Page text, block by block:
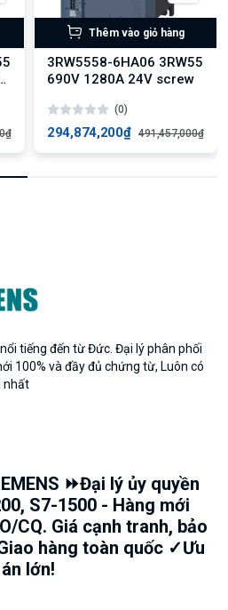
Thêm vào giỏ hàng
3RW5558-6HA06 3RW55
690V 1280A 24V screw
(0)
294,874,200₫ 491,457,000₫
tiếng đến từ Đức. Đại lý phân phối
100% và đầy đủ chứng từ, Luôn có
nhất
⏩Đại lý ủy quyền
S7-1500 - Hàng mới
CQ. Giá cạnh tranh, bảo
hàng toàn quốc ✓Ưu
lớn!